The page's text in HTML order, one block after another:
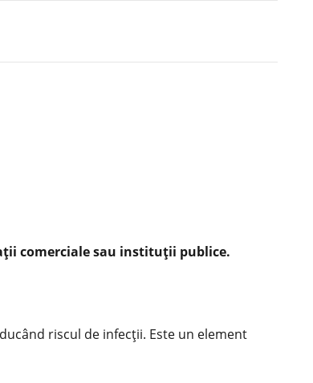
comerciale sau instituții publice.
riscul de infecții. Este un element